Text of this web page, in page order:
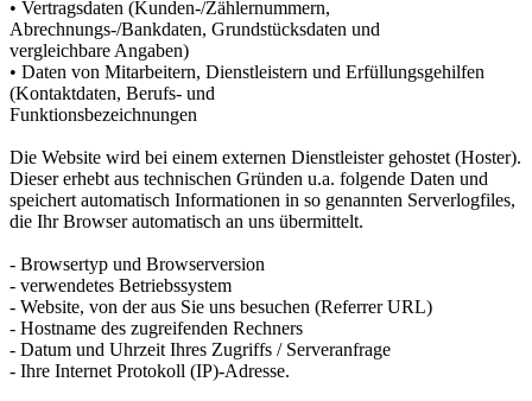
• Vertragsdaten (Kunden-/Zählernummern,
Abrechnungs-/Bankdaten, Grundstücksdaten und
vergleichbare Angaben)
• Daten von Mitarbeitern, Dienstleistern und Erfüllungsgehilfen
(Kontaktdaten, Berufs- und
Funktionsbezeichnungen
Die Website wird bei einem externen Dienstleister gehostet (Hoster).
Dieser erhebt aus technischen Gründen u.a. folgende Daten und
speichert automatisch Informationen in so genannten Serverlogfiles,
die Ihr Browser automatisch an uns übermittelt.
- Browsertyp und Browserversion
- verwendetes Betriebssystem
- Website, von der aus Sie uns besuchen (Referrer URL)
- Hostname des zugreifenden Rechners
- Datum und Uhrzeit Ihres Zugriffs / Serveranfrage
- Ihre Internet Protokoll (IP)-Adresse.